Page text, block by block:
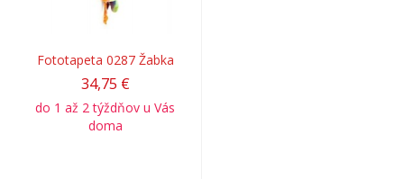
Fototapeta 0287 Žabka
34,75 €
do 1 až 2 týždňov u Vás
doma